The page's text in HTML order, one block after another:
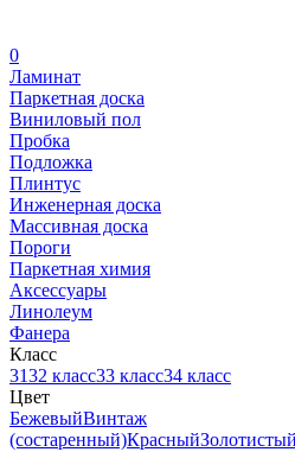
0
Ламинат
Паркетная доска
Виниловый пол
Пробка
Подложка
Плинтус
Инженерная доска
Массивная доска
Пороги
Паркетная химия
Аксессуары
Линолеум
Фанера
Класс
3132 класс33 класс34 класс
Цвет
БежевыйВинтаж
(состаренный)КрасныйЗолотистый